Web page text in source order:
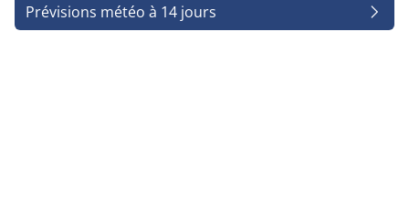
Prévisions météo à 14 jours